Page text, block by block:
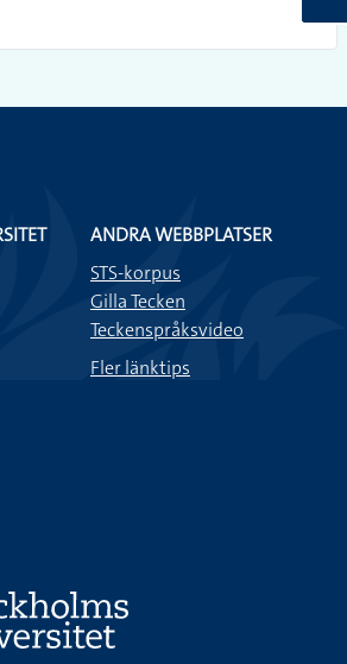
ANDRA WEBBPLATSER
STS-korpus
Gilla Tecken
Teckenspråksvideo
Fler länktips